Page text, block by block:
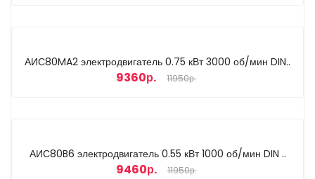
АИС80MA2 электродвигатель 0.75 кВт 3000 об/мин DIN..
9360р. 11950р.
АИС80B6 электродвигатель 0.55 кВт 1000 об/мин DIN ..
9460р. 11950р.